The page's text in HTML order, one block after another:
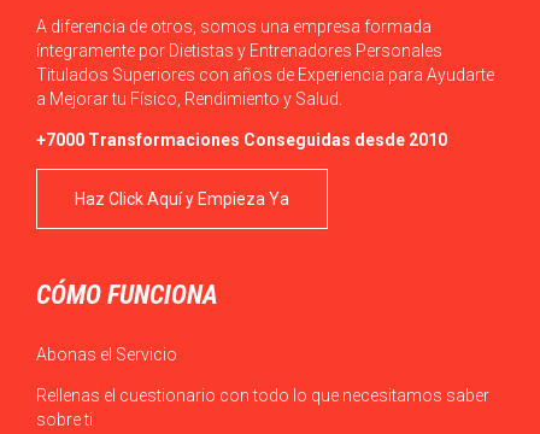
A diferencia de otros, somos una empresa formada
íntegramente por Dietistas y Entrenadores Personales
Titulados Superiores con años de Experiencia para Ayudarte
a Mejorar tu Físico, Rendimiento y Salud.
+7000 Transformaciones Conseguidas desde 2010
Haz Click Aquí y Empieza Ya
CÓMO FUNCIONA
Abonas el Servicio
Rellenas el cuestionario con todo lo que necesitamos saber
sobre ti